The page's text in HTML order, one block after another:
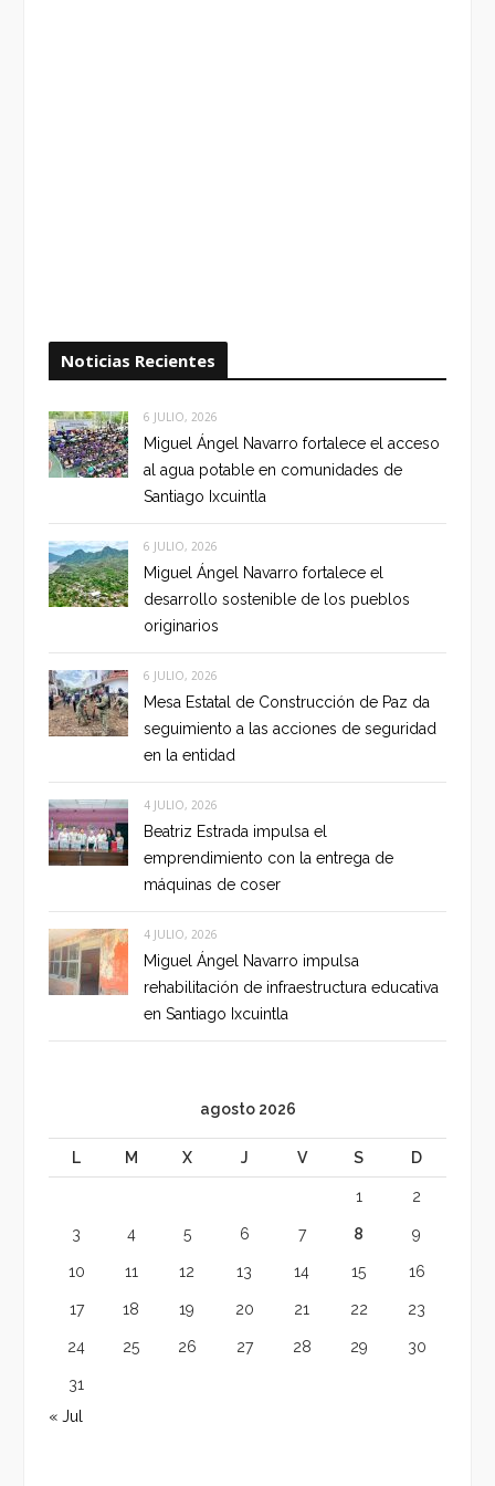
Noticias Recientes
6 JULIO, 2026
Miguel Ángel Navarro fortalece el acceso
al agua potable en comunidades de
Santiago Ixcuintla
6 JULIO, 2026
Miguel Ángel Navarro fortalece el
desarrollo sostenible de los pueblos
originarios
6 JULIO, 2026
Mesa Estatal de Construcción de Paz da
seguimiento a las acciones de seguridad
en la entidad
4 JULIO, 2026
Beatriz Estrada impulsa el
emprendimiento con la entrega de
máquinas de coser
4 JULIO, 2026
Miguel Ángel Navarro impulsa
rehabilitación de infraestructura educativa
en Santiago Ixcuintla
agosto 2026
L M X J V S D
1 2
3 4 5 6 7 8 9
10 11 12 13 14 15 16
17 18 19 20 21 22 23
24 25 26 27 28 29 30
31
« Jul